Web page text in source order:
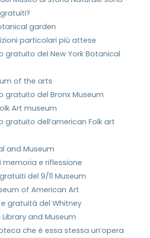
garden
particolari più attese
gratuito del New York Botanical
of the arts⁠
gratuito del Bronx Museum
Art museum
gratuito dell’american Folk art
and Museum
memoria e riflessione
del 9/11 Museum
of American Art
gratuità del Whitney
and Museum
che è essa stessa un’opera